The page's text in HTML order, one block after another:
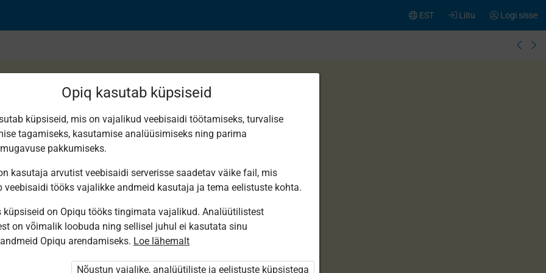
Logi sisse
Liitu
EST
ole Opiqusse sisse logitud.
Õpilastele saab määrata õpiku
Opiq kasutab küpsiseid
küpsiseid, mis on vajalikud veebisaidi töötamiseks, turvalise
tagamiseks, kasutamise analüüsimiseks ning parima
pakkumiseks.
kasutaja arvutist veebisaidi serverisse saadetav väike fail, mis
veebisaidi tööks vajalikke andmeid kasutaja ja tema eelistuste kohta.
küpsiseid on Opiqu tööks tingimata vajalikud. Analüütilistest
on võimalik loobuda ning sellisel juhul ei kasutata sinu
Opiqu arendamiseks. Loe lähemalt
Nõustun vajalike, analüütiliste ja eelistuste küpsistega